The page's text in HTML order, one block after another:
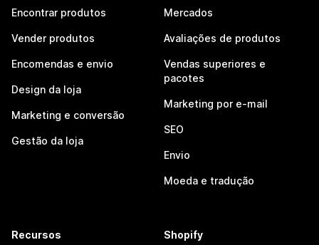
Encontrar produtos
Vender produtos
Encomendas e envio
Design da loja
Marketing e conversão
Gestão da loja
Mercados
Avaliações de produtos
Vendas superiores e
pacotes
Marketing por e-mail
SEO
Envio
Moeda e tradução
Recursos Shopify